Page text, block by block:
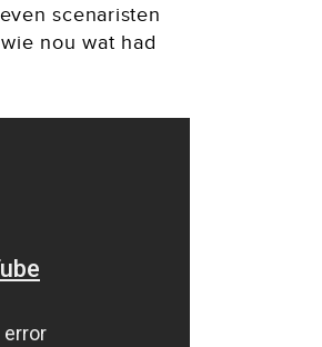
scenaristen
nou wat had